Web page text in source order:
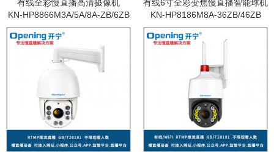
有线全彩慢直播高清摄像机
KN-HP8866M3A/5A/8A-ZB/6ZB
有线6寸全彩变焦慢直播智能球机
KN-HP8186M8A-36ZB/46ZB